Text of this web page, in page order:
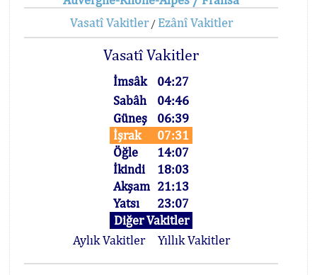
Vasatî Vakitler/ Ezânî Vakitler
Vasatî Vakitler
İmsâk
04:27
Sabâh
04:46
Güneş
06:39
İşrak
07:31
Öğle
14:07
İkindi
18:03
Akşam 21:13
Yatsı
23:07
Diğer Vakitler
Aylık Vakitler
Yıllık Vakitler